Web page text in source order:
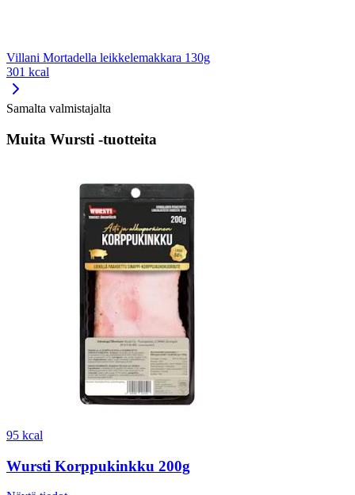
Villani Mortadella leikkelemakkara 130g
301 kcal
Samalta valmistajalta
Muita Wursti -tuotteita
95 kcal
Wursti Korppukinkku 200g